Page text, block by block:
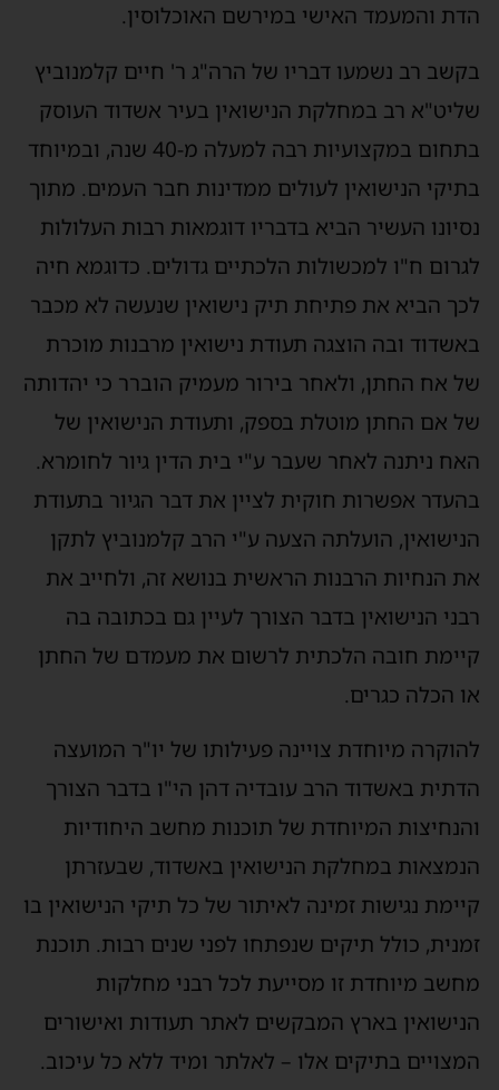
הדת והמעמד האישי במירשם האוכלוסין.
בקשב רב נשמעו דבריו של הרה"ג ר' חיים קלמנוביץ
שליט"א רב במחלקת הנישואין בעיר אשדוד העוסק
בתחום במקצועיות רבה למעלה מ-40 שנה, ובמיוחד
בתיקי הנישואין לעולים ממדינות חבר העמים. מתוך
נסיונו העשיר הביא בדבריו דוגמאות רבות העלולות
לגרום ח"ו למכשולות הלכתיים גדולים. כדוגמא חיה
לכך הביא את פתיחת תיק נישואין שנעשה לא מכבר
באשדוד ובה הוצגה תעודת נישואין מרבנות מוכרת
של אח החתן, ולאחר בירור מעמיק הוברר כי יהדותה
של אם החתן מוטלת בספק, ותעודת הנישואין של
האח ניתנה לאחר שעבר ע"י בית הדין גיור לחומרא.
בהעדר אפשרות חוקית לציין את דבר הגיור בתעודת
הנישואין, הועלתה הצעה ע"י הרב קלמנוביץ לתקן
את הנחיות הרבנות הראשית בנושא זה, ולחייב את
רבני הנישואין בדבר הצורך לעיין גם בכתובה בה
קיימת חובה הלכתית לרשום את מעמדם של החתן
או הכלה כגרים.
להוקרה מיוחדת צויינה פעילותו של יו"ר המועצה
הדתית באשדוד הרב עובדיה דהן הי"ו בדבר הצורך
והנחיצות המיוחדת של תוכנות מחשב היחודיות
הנמצאות במחלקת הנישואין באשדוד, שבעזרתן
קיימת נגישות זמינה לאיתור של כל תיקי הנישואין בו
זמנית, כולל תיקים שנפתחו לפני שנים רבות. תוכנת
מחשב מיוחדת זו מסייעת לכל רבני מחלקות
הנישואין בארץ המבקשים לאתר תעודות ואישורים
המצויים בתיקים אלו – לאלתר ומיד ללא כל עיכוב.